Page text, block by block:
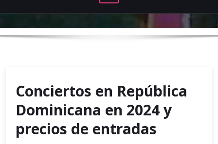
Conciertos en República
Dominicana en 2024 y
precios de entradas